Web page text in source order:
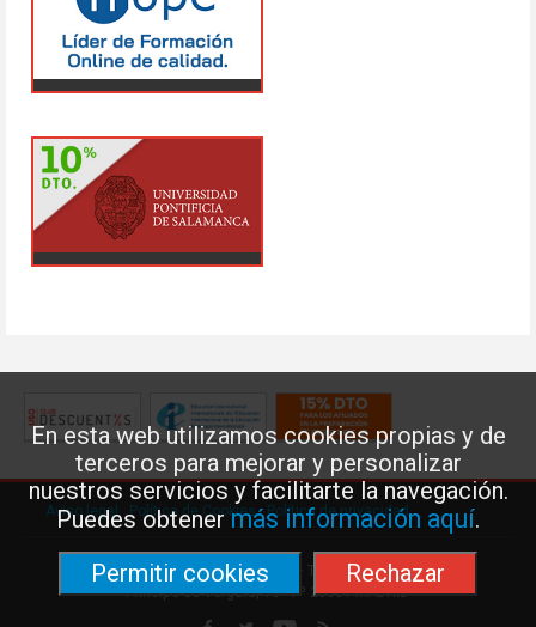
En esta web utilizamos cookies propias y de
terceros para mejorar y personalizar
nuestros servicios y facilitarte la navegación.
Puedes obtenermás información aquí.
Permitir cookies
Rechazar
Aviso legal·Política de Cookies·Política de privacidad
Federación de Enseñanza de USO · Teléfono: 91 577 41 13 ·
Príncipe de Vergara, 13 · 7º 28001 MADRID